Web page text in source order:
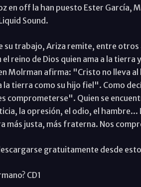
en off la han puesto Ester García,
Sound.
su trabajo, Ariza remite, entre
reino de Dios quien ama a la tierra
Molrman afirma: "Cristo no lleva
la tierra como su hijo fiel". Como
comprometerse". Quien se
la opresión, el odio, el hambre...
más justa, más fraterna. Nos
gratuitamente desde
CD1